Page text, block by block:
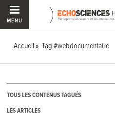
MENU
Accueil Tag #webdocumentaire
TOUS LES CONTENUS TAGUÉS
LES ARTICLES